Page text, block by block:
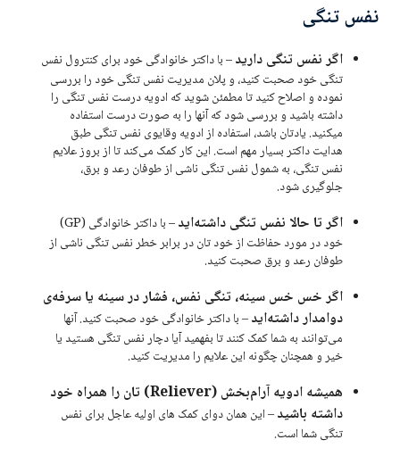
نفس تنگی
اگر نفس تنگی دارید– با داکتر خانوادگی خود برای کنترول نفس
تنگی خود صحبت کنید، و پلان مدیریت نفس تنگی خود را بررسی
نموده و اصلاح کنید تا مطمئن شوید که ادویه درست نفس تنگی را
داشته باشید و بررسی شود که آنها را به صورت درست استفاده
میکنید. یادتان باشد، استفاده از ادویه وقایوی نفس تنگی طبق
هدایت داکتر بسیار مهم است. این کار کمک می‌کند تا از بروز علایم
نفس تنگی، به شمول نفس تنگی ناشی از طوفان رعد و برق،
جلوگیری شود.
اگر تا حالا نفس تنگی داشته‌اید
– با داکتر خانوادگی (GP)
خود در مورد حفاظت از خود تان در برابر خطر نفس تنگی ناشی از
طوفان رعد و برق صحبت کنید.
اگر خس ‌خس سینه، تنگی نفس، فشار در سینه یا سرفه‌ی
دوامدار داشته‌اید– با داکتر خانوادگی خود صحبت کنید. آنها
می‌توانند به شما کمک کنند تا بفهمید آیا دچار نفس تنگی هستید یا
خیر و همچنان چگونه این علایم را مدیریت کنید.
همیشه ادویه آرام‌بخش (Reliever) تان را همراه خود
داشته باشید– این همان دوای کمک‌ های اولیه عاجل برای نفس
تنگی شما است.